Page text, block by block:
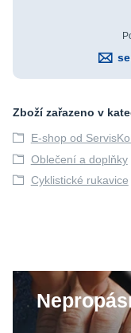
Zboží zařazeno v
E-shop od
Oblečení a doplňky
Cyklistické rukavice